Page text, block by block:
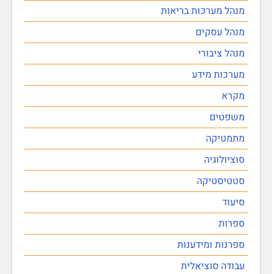
מנהל מערכות בריאות
מנהל עסקים
מנהל ציבורי
מערכות מידע
מקרא
משפטים
מתמטיקה
סוציולוגיה
סטטיסטיקה
סיעוד
ספרות
ספרנות ומידענות
עבודה סוציאלית